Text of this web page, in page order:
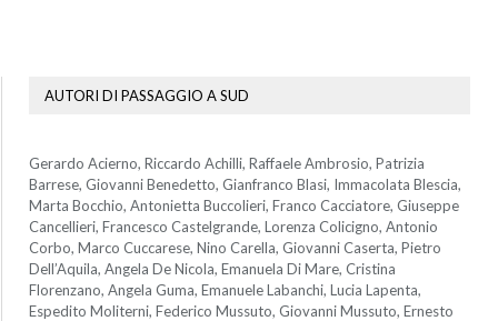
AUTORI DI PASSAGGIO A SUD
Gerardo Acierno, Riccardo Achilli, Raffaele Ambrosio, Patrizia
Barrese, Giovanni Benedetto, Gianfranco Blasi, Immacolata Blescia,
Marta Bocchio, Antonietta Buccolieri, Franco Cacciatore, Giuseppe
Cancellieri, Francesco Castelgrande, Lorenza Colicigno, Antonio
Corbo, Marco Cuccarese, Nino Carella, Giovanni Caserta, Pietro
Dell’Aquila, Angela De Nicola, Emanuela Di Mare, Cristina
Florenzano, Angela Guma, Emanuele Labanchi, Lucia Lapenta,
Espedito Moliterni, Federico Mussuto, Giovanni Mussuto, Ernesto